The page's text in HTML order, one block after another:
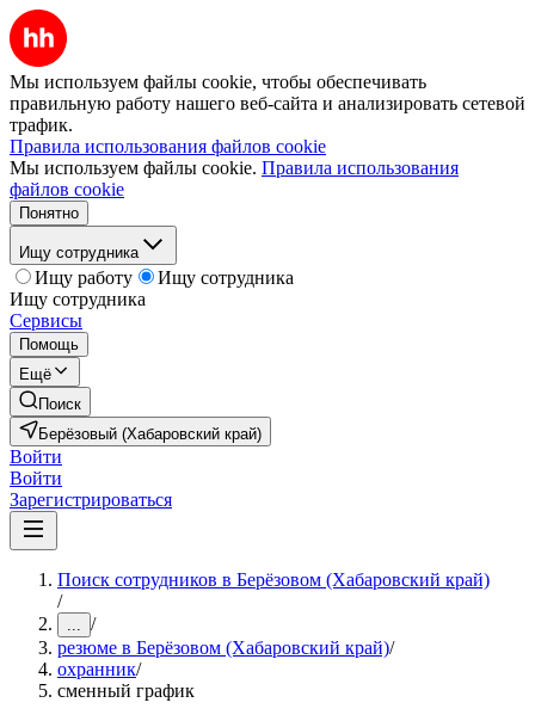
Мы используем файлы cookie, чтобы обеспечивать
правильную работу нашего веб-сайта и анализировать сетевой
трафик.
Правила использования файлов cookie
Мы используем файлы cookie. Правила использования
файлов cookie
Понятно
Ищу сотрудника
Ищу работу
Ищу сотрудника
Ищу сотрудника
Сервисы
Помощь
Ещё
Поиск
Берёзовый (Хабаровский край)
Войти
Войти
Зарегистрироваться
Поиск сотрудников в Берёзовом (Хабаровский край)
/
... /
резюме в Берёзовом (Хабаровский край)/
охранник/
сменный график